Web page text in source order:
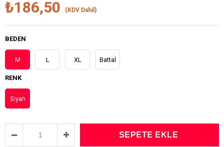
₺186,50 (KDV Dahil)
BEDEN
M L XL Battal
RENK
Siyah